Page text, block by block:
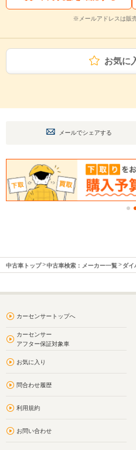
※メールアドレスは販
お気に
メールでシェアする
中古車トップ 中古車検索：メーカー一覧 ダイ
カーセンサートップへ
カーセンサー
アフター保証対象車
お気に入り
問合わせ履歴
利用規約
お問い合わせ